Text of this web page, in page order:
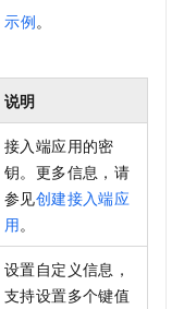
示例。
说明
接入端应用的密
钥。更多信息，请
参见创建接入端应
用。
设置自定义信息，
支持设置多个键值